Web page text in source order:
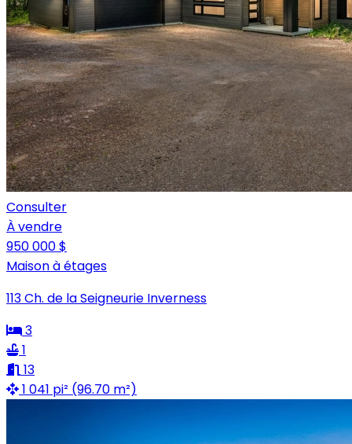
Consulter
À vendre
950 000 $
Maison à étages
113 Ch. de la Seigneurie Inverness
3
1
13
1 041 pi² (96.70 m²)